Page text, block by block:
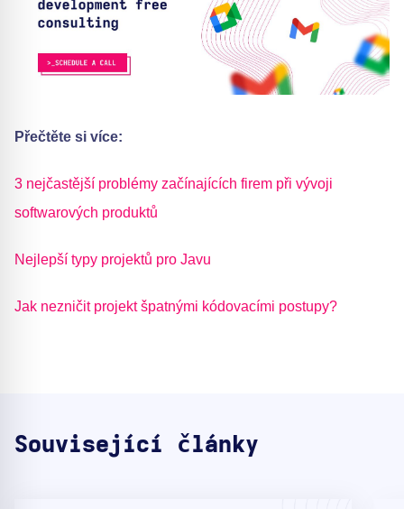
Přečtěte si více:
3 nejčastější problémy začínajících firem při vývoji
softwarových produktů
Nejlepší typy projektů pro Javu
Jak nezničit projekt špatnými kódovacími postupy?
Související články